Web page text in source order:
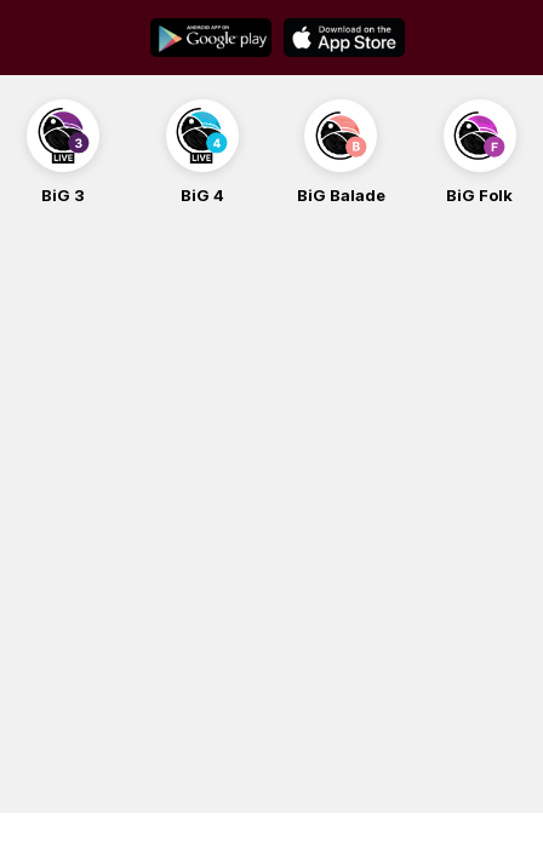
content
BiG 3 BiG 4 BiG Balade BiG Folk